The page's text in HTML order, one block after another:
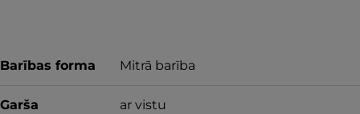
Barības forma Mitrā barība
Garša ar vistu